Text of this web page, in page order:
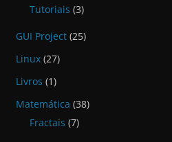
Tutoriais (3)
GUI Project (25)
Linux (27)
Livros (1)
Matemática (38)
Fractais (7)